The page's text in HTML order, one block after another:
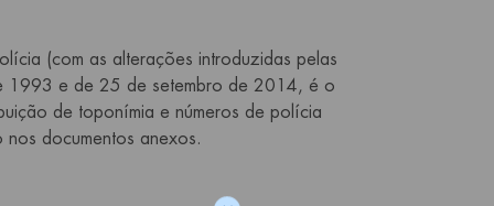
(com as alterações introduzidas pelas
1993 e de 25 de setembro de 2014, é o
de toponímia e números de polícia
documentos anexos.